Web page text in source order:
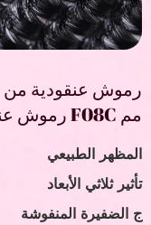
مم F08C رموش عنقودية من الألياف الاصطناعية
المظهر الطبيعي
تأثير ثلاثي الأبعاد
ج الضفيرة المنفوشة